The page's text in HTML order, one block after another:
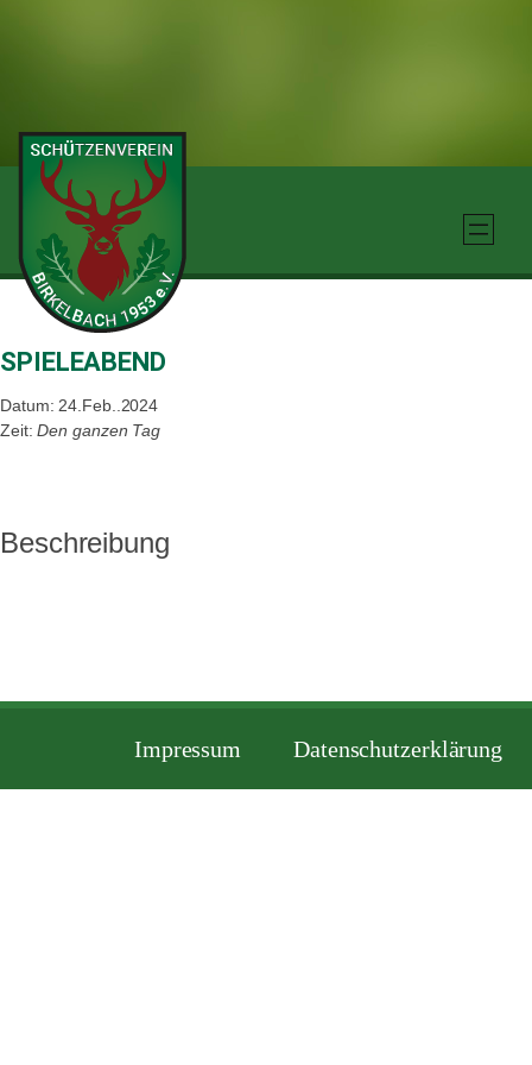
SPIELEABEND
Datum: 24.Feb..2024
Zeit:Den ganzen Tag
Beschreibung
Impressum Datenschutzerklärung